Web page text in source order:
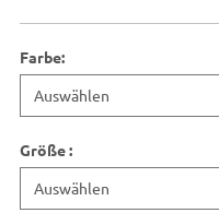
Farbe:
Größe: